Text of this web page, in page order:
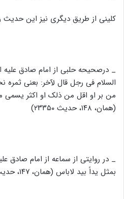
کلینی از طریق دیگری نیز این حدیث
_ درصحیحه حلبی از امام صادق علیه
السلام فی رجل قال لآخر: بعنی
من بر او اقل من ذلک او اکثر یسمی
(همان، ۱۴۸، حدیث ۲۳۳۵۰)
_ در روایتی از سماعه از امام صادق
بمثل یداً بید لاباس (همان، ۱۴۷، حدیث ۲۳۳۵۱)